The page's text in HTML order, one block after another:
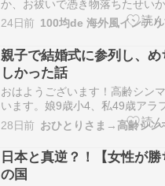
か、お祓いで憑き物落ちたせい
きてしまい…体調悪いのもある
ずっと物欲、食欲もゼロだった
ごバッグで頭いっぱいです私も
ど、山葡萄のかごバッグってす
使えて、…
24日前 100均de 海外風インテ
親子で結婚式に参列し、
しかった話
おはようございます！高齢シン
います。娘9歳小4、私49歳アラ
もおでかけのお話。友人の結婚
で招待してもらい行ってきて、
た！の話です。40代になったら
の年齢だし、結婚式に参列する
ナもあった…
28日前 おひとりさま→高齢シン
日本と真逆？！【女性が
の国